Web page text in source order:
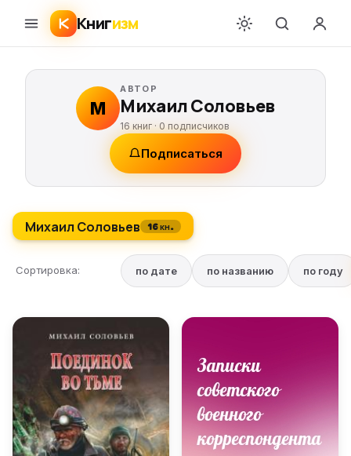
Книгизм
М
АВТОР
Михаил Соловьев
16 книг ·0 подписчиков
Подписаться
Михаил Соловьев 16 кн.
Сортировка: по дате по названию по году